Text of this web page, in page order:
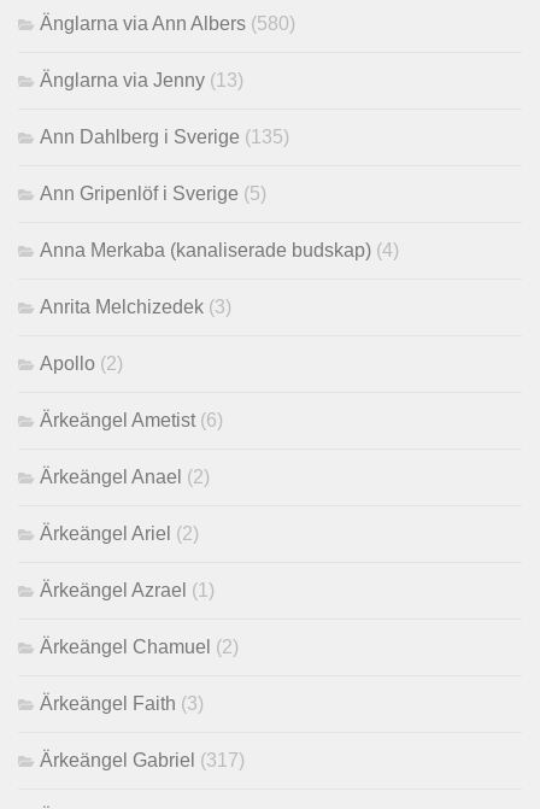
Änglarna via Ann Albers (580)
Änglarna via Jenny (13)
Ann Dahlberg i Sverige (135)
Ann Gripenlöf i Sverige (5)
Anna Merkaba (kanaliserade budskap) (4)
Anrita Melchizedek (3)
Apollo (2)
Ärkeängel Ametist (6)
Ärkeängel Anael (2)
Ärkeängel Ariel (2)
Ärkeängel Azrael (1)
Ärkeängel Chamuel (2)
Ärkeängel Faith (3)
Ärkeängel Gabriel (317)